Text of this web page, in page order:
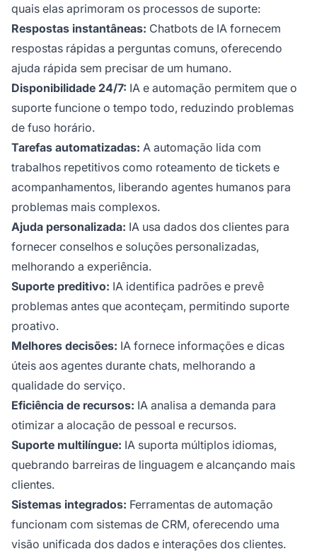
quais elas aprimoram os processos de suporte:
Respostas instantâneas: Chatbots de IA fornecem
respostas rápidas a perguntas comuns, oferecendo
ajuda rápida sem precisar de um humano.
Disponibilidade 24/7: IA e automação permitem que o
suporte funcione o tempo todo, reduzindo problemas
de fuso horário.
Tarefas automatizadas: A automação lida com
trabalhos repetitivos como roteamento de tickets e
acompanhamentos, liberando agentes humanos para
problemas mais complexos.
Ajuda personalizada: IA usa dados dos clientes para
fornecer conselhos e soluções personalizadas,
melhorando a experiência.
Suporte preditivo: IA identifica padrões e prevê
problemas antes que aconteçam, permitindo suporte
proativo.
Melhores decisões: IA fornece informações e dicas
úteis aos agentes durante chats, melhorando a
qualidade do serviço.
Eficiência de recursos: IA analisa a demanda para
otimizar a alocação de pessoal e recursos.
Suporte multilíngue: IA suporta múltiplos idiomas,
quebrando barreiras de linguagem e alcançando mais
clientes.
Sistemas integrados: Ferramentas de automação
funcionam com sistemas de CRM, oferecendo uma
visão unificada dos dados e interações dos clientes.